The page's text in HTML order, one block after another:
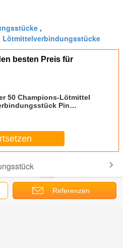
,
Lötmittelverbindungsstücke
besten Preis für
50 Champions-Lötmittel
Pin
Referenzen